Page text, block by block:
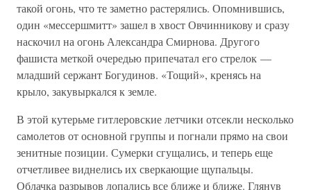
такой огонь, что те заметно растерялись. Опомнившись,
один «мессершмитт» зашел в хвост Овчинникову и сразу
наскочил на огонь Александра Смирнова. Другого
фашиста меткой очередью припечатал его стрелок —
младший сержант Богудинов. «Тощий», кренясь на
крыло, закувыркался к земле.
В этой кутерьме гитлеровские летчики отсекли несколько
самолетов от основной группы и погнали прямо на свои
зенитные позиции. Сумерки сгущались, и теперь еще
отчетливее виднелись их сверкающие щупальцы.
Облачка разрывов лопались все ближе и ближе. Глянув